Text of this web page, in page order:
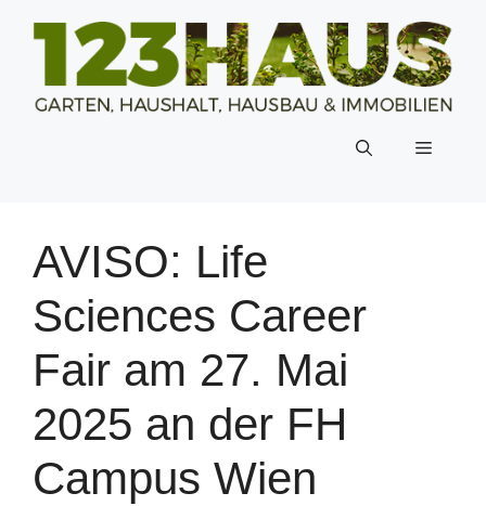
Inhalt
Menü
AVISO: Life
Sciences Career
Fair am 27. Mai
2025 an der FH
Campus Wien